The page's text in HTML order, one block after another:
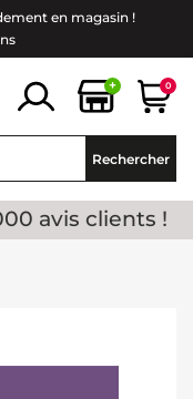
en magasin !
+ 0
Rechercher
000 avis clients !